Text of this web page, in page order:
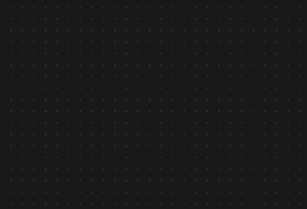
THƯ CHÚC TẾT 2026 TỪ CEO ASILLA VIỆT NAM
Tìm hiểu